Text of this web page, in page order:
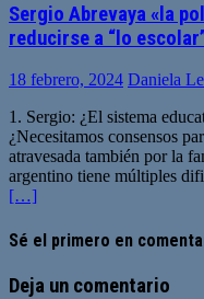
Sergio Abrevaya «la
reducirse a “lo
18 febrero, 2024 Daniela
1. Sergio: ¿El sistema
¿Necesitamos consensos
atravesada también por la
argentino tiene múltiples
[…]
Sé el primero en
Deja un comentario